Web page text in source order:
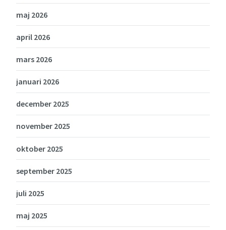
maj 2026
april 2026
mars 2026
januari 2026
december 2025
november 2025
oktober 2025
september 2025
juli 2025
maj 2025